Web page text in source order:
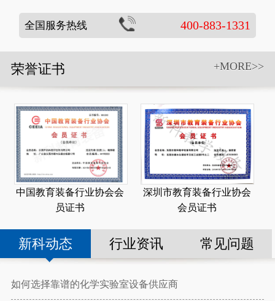
全国服务热线 400-883-1331
+MORE>>
荣誉证书
中国教育装备行业协会会
员证书
深圳市教育装备行业协会
会员证书
新科动态 行业资讯 常见问题
如何选择靠谱的化学实验室设备供应商